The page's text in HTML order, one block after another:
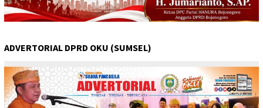
ADVERTORIAL DPRD OKU (SUMSEL)